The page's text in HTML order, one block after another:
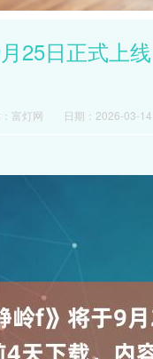
25日正式上
富灯网 日期：2026-03-